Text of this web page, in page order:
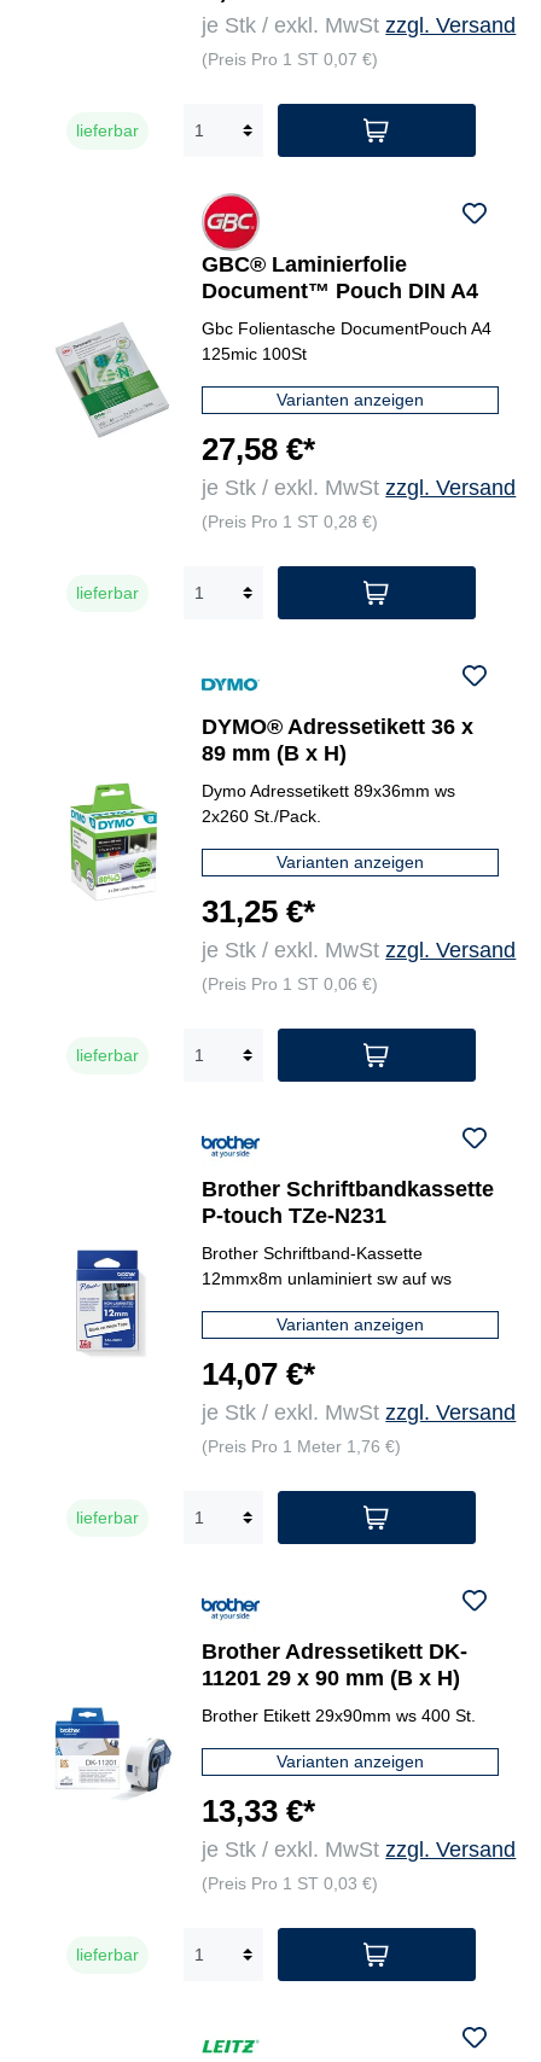
je Stk / exkl. MwStzzgl. Versand
(Preis Pro 1 ST 0,07 €)
lieferbar
GBC® Laminierfolie
Document™ Pouch DIN A4
Gbc Folientasche DocumentPouch A4
125mic 100St
Varianten anzeigen
27,58 €*
je Stk / exkl. MwStzzgl. Versand
(Preis Pro 1 ST 0,28 €)
lieferbar
DYMO® Adressetikett 36 x
89 mm (B x H)
Dymo Adressetikett 89x36mm ws
2x260 St./Pack.
Varianten anzeigen
31,25 €*
je Stk / exkl. MwStzzgl. Versand
(Preis Pro 1 ST 0,06 €)
lieferbar
Brother Schriftbandkassette
P-touch TZe-N231
Brother Schriftband-Kassette
12mmx8m unlaminiert sw auf ws
Varianten anzeigen
14,07 €*
je Stk / exkl. MwStzzgl. Versand
(Preis Pro 1 Meter 1,76 €)
lieferbar
Brother Adressetikett DK-
11201 29 x 90 mm (B x H)
Brother Etikett 29x90mm ws 400 St.
Varianten anzeigen
13,33 €*
je Stk / exkl. MwStzzgl. Versand
(Preis Pro 1 ST 0,03 €)
lieferbar